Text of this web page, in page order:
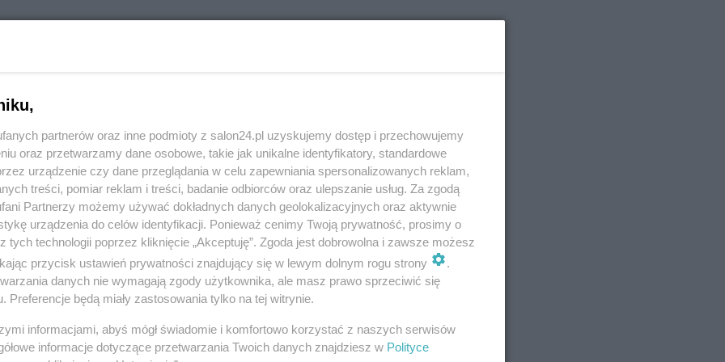
14 Obserwuj notkę
Polityka
do Trójmorza
partnerów oraz inne podmioty z salon24.pl uzyskujemy dostęp i przechowujemy
oraz przetwarzamy dane osobowe, takie jak unikalne identyfikatory, standardowe
urządzenie czy dane przeglądania w celu zapewniania spersonalizowanych reklam,
treści, pomiar reklam i treści, badanie odbiorców oraz ulepszanie usług. Za zgodą
Partnerzy możemy używać dokładnych danych geolokalizacyjnych oraz aktywnie
urządzenia do celów identyfikacji. Ponieważ cenimy Twoją prywatność, prosimy o
tych technologii poprzez kliknięcie „Akceptuję”. Zgoda jest dobrowolna i zawsze możesz
przycisk ustawień prywatności znajdujący się w lewym dolnym rogu strony
.
danych nie wymagają zgody użytkownika, ale masz prawo sprzeciwić się
Preferencje będą miały zastosowania tylko na tej witrynie.
informacjami, abyś mógł świadomie i komfortowo korzystać z naszych serwisów
informacje dotyczące przetwarzania Twoich danych znajdziesz w Polityce